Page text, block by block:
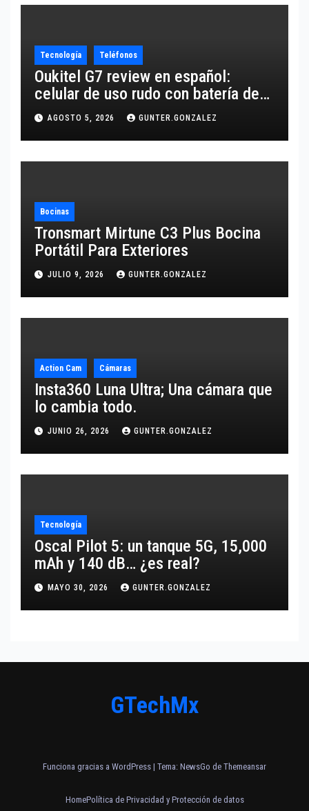
Tecnología Teléfonos
Oukitel G7 review en español:
celular de uso rudo con batería de
10,600 mAh
AGOSTO 5, 2026 GUNTER.GONZALEZ
Bocinas
Tronsmart Mirtune C3 Plus Bocina
Portátil Para Exteriores
JULIO 9, 2026 GUNTER.GONZALEZ
Action Cam Cámaras
Insta360 Luna Ultra; Una cámara que
lo cambia todo.
JUNIO 26, 2026 GUNTER.GONZALEZ
Tecnología
Oscal Pilot 5: un tanque 5G, 15,000
mAh y 140 dB… ¿es real?
MAYO 30, 2026 GUNTER.GONZALEZ
GTechMx
Funciona gracias a WordPress | Tema: NewsGo de Themeansar
HomePolítica de Privacidad y Protección de datos